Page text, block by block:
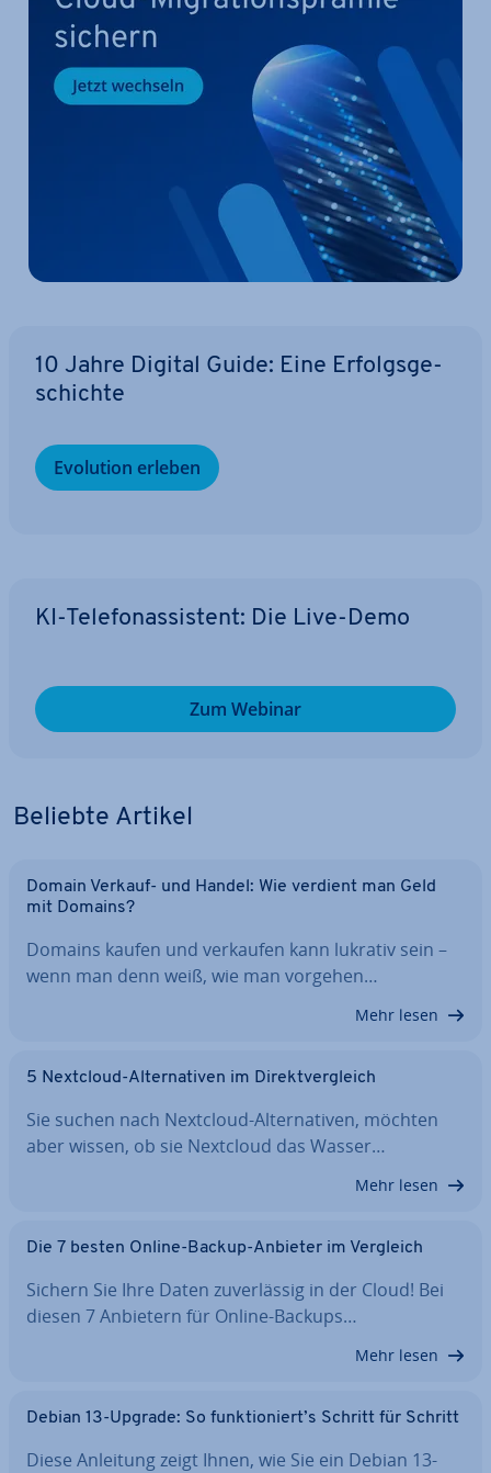
10 Jahre Digital Guide: Eine Er­folgs­ge­
schich­te
Evolution erleben
KI-Te­le­fon­as­sis­tent: Die Live-Demo
Zum Webinar
Beliebte Artikel
Domain Verkauf- und Handel: Wie verdient man Geld
mit Domains?
Domains kaufen und verkaufen kann lukrativ sein –
wenn man denn weiß, wie man vorgehen…
Mehr lesen
5 Nextcloud-Al­ter­na­ti­ven im Di­rekt­ver­gleich
Sie suchen nach Nextcloud-Al­ter­na­ti­ven, möchten
aber wissen, ob sie Nextcloud das Wasser…
Mehr lesen
Die 7 besten Online-Backup-Anbieter im Vergleich
Sichern Sie Ihre Daten zu­ver­läs­sig in der Cloud! Bei
diesen 7 Anbietern für Online-Backups…
Mehr lesen
Debian 13-Upgrade: So funk­tio­niert’s Schritt für Schritt
Diese Anleitung zeigt Ihnen, wie Sie ein Debian 13-